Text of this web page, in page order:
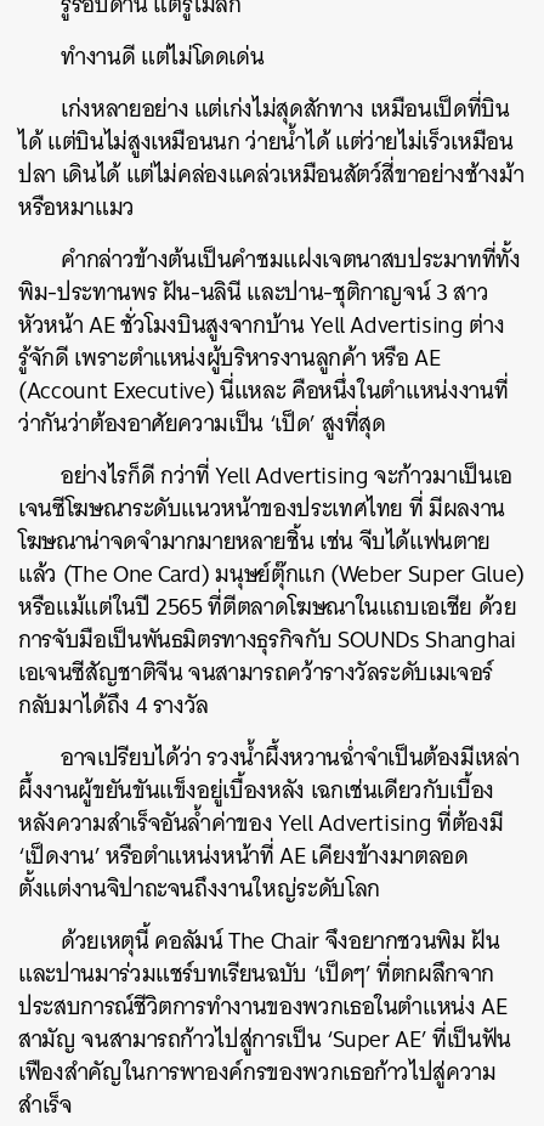
ทำงานดี แต่ไม่โดดเด่น
เก่งหลายอย่าง แต่เก่งไม่สุดสักทาง เหมือนเป็ดที่บิน
ได้ แต่บินไม่สูงเหมือนนก ว่ายน้ำได้ แต่ว่ายไม่เร็วเหมือน
ปลา เดินได้ แต่ไม่คล่องแคล่วเหมือนสัตว์สี่ขาอย่างช้างม้า
หรือหมาแมว
คำกล่าวข้างต้นเป็นคำชมแฝงเจตนาสบประมาทที่ทั้ง
พิม-ประทานพร ฝัน-นลินี และปาน-ชุติกาญจน์ 3 สาว
หัวหน้า AE ชั่วโมงบินสูงจากบ้าน Yell Advertising ต่าง
รู้จักดี เพราะตำแหน่งผู้บริหารงานลูกค้า หรือ AE
(Account Executive) นี่แหละ คือหนึ่งในตำแหน่งงานที่
ว่ากันว่าต้องอาศัยความเป็น ‘เป็ด’ สูงที่สุด
อย่างไรก็ดี กว่าที่ Yell Advertising จะก้าวมาเป็นเอ
เจนซีโฆษณาระดับแนวหน้าของประเทศไทย ที่ มีผลงาน
โฆษณาน่าจดจำมากมายหลายชิ้น เช่น จีบได้แฟนตาย
แล้ว (The One Card) มนุษย์ตุ๊กแก (Weber Super Glue)
หรือแม้แต่ในปี 2565 ที่ตีตลาดโฆษณาในแถบเอเชีย ด้วย
การจับมือเป็นพันธมิตรทางธุรกิจกับ SOUNDs Shanghai
เอเจนซีสัญชาติจีน จนสามารถคว้ารางวัลระดับเมเจอร์
กลับมาได้ถึง 4 รางวัล
อาจเปรียบได้ว่า รวงน้ำผึ้งหวานฉ่ำจำเป็นต้องมีเหล่า
ผึ้งงานผู้ขยันขันแข็งอยู่เบื้องหลัง เฉกเช่นเดียวกับเบื้อง
หลังความสำเร็จอันล้ำค่าของ Yell Advertising ที่ต้องมี
‘เป็ดงาน’ หรือตำแหน่งหน้าที่ AE เคียงข้างมาตลอด
ตั้งแต่งานจิปาถะจนถึงงานใหญ่ระดับโลก
ด้วยเหตุนี้ คอลัมน์ The Chair จึงอยากชวนพิม ฝัน
และปานมาร่วมแชร์บทเรียนฉบับ ‘เป็ดๆ’ ที่ตกผลึกจาก
ประสบการณ์ชีวิตการทำงานของพวกเธอในตำแหน่ง AE
สามัญ จนสามารถก้าวไปสู่การเป็น ‘Super AE’ ที่เป็นฟัน
เฟืองสำคัญในการพาองค์กรของพวกเธอก้าวไปสู่ความ
สำเร็จ